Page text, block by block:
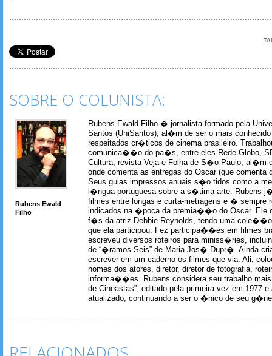
SOBRE O COLUNISTA:
Rubens Ewald
Filho
Rubens Ewald Filho � jornalista formado pela
Santos (UniSantos), al�m de ser o mais
respeitados cr�ticos de cinema brasileiro.
comunica��o do pa�s, entre eles Rede Globo,
Cultura, revista Veja e Folha de S�o Paulo, al�m
onde comenta as entregas do Oscar (que comenta
Seus guias impressos anuais s�o tidos como a
l�ngua portuguesa sobre a s�tima arte. Rubens
filmes entre longas e curta-metragens e � sempre
indicados na �poca da premia��o do Oscar. Ele
f�s da atriz Debbie Reynolds, tendo uma
que ela participou. Fez participa��es em filmes
escreveu diversos roteiros para miniss�ries,
de “�ramos Seis” de Maria Jos� Dupr�. Ainda
escrever em um caderno os filmes que via. Ali,
nomes dos atores, diretor, diretor de fotografia,
informa��es. Rubens considera seu trabalho
de Cineastas”, editado pela primeira vez em 1977 e
atualizado, continuando a ser o �nico de seu